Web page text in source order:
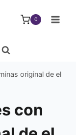
0
original de el
con